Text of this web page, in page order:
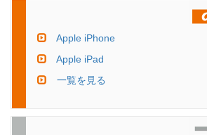
Apple iPhone
Apple iPad
一覧を見る